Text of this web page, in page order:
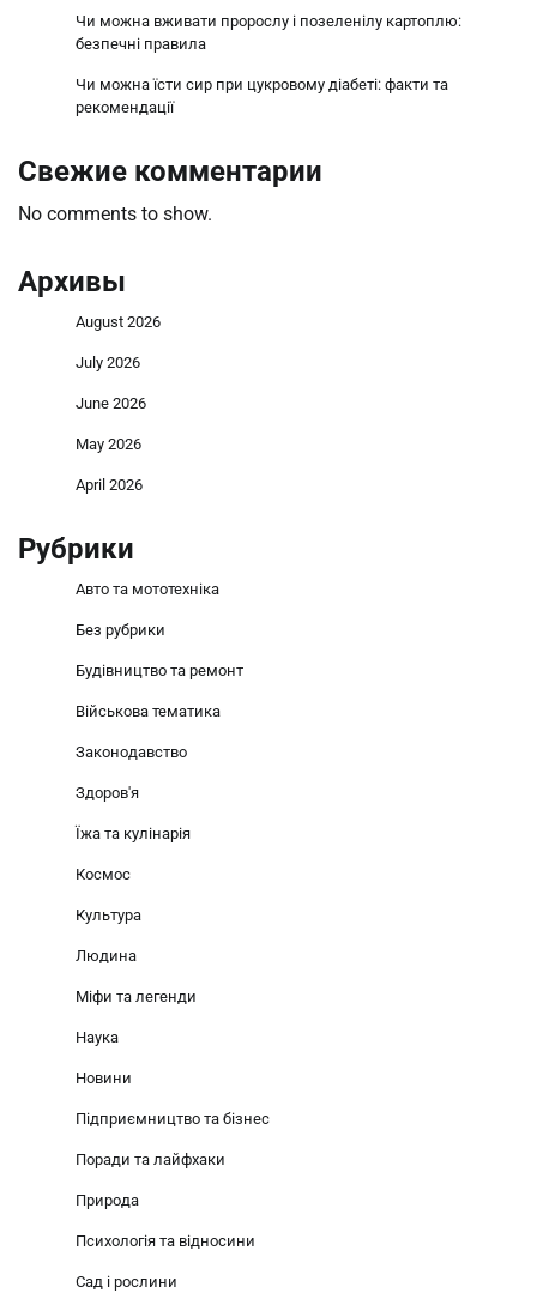
Чи можна вживати пророслу і позеленілу картоплю:
безпечні правила
Чи можна їсти сир при цукровому діабеті: факти та
рекомендації
Свежие комментарии
No comments to show.
Архивы
August 2026
July 2026
June 2026
May 2026
April 2026
Рубрики
Авто та мототехніка
Без рубрики
Будівництво та ремонт
Військова тематика
Законодавство
Здоров'я
Їжа та кулінарія
Космос
Культура
Людина
Міфи та легенди
Наука
Новини
Підприємництво та бізнес
Поради та лайфхаки
Природа
Психологія та відносини
Сад і рослини